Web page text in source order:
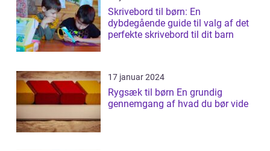
Skrivebord til børn: En
dybdegående guide til valg af det
perfekte skrivebord til dit barn
17 januar 2024
Rygsæk til børn En grundig
gennemgang af hvad du bør vide